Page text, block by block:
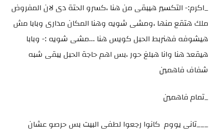
_اكرم:- التكسير هيبقى من هنا ،كسرو الحتة دى لان المفروض
ملك هتقع منها ،ومشى شويه وهنا المكان مدارى وبابا مش
هيشوفه فهنربط الحبل كويس هنا ...مشى شويه :- وبابا
هيقعد هنا وانا هبلغ حور ،بس اهم حاجة الحبل يبقى شبه
شفاف فاهمين
_تمام فاهمين
___تانى يووم كانوا رجعوا لطفى البيت بس حرصو عشان